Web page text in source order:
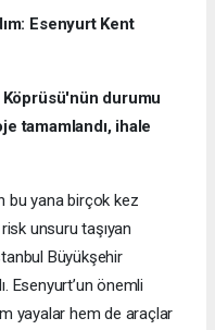
Esenyurt Kent
Köprüsü'nün durumu
tamamlandı, ihale
bu yana birçok kez
unsuru taşıyan
Büyükşehir
Esenyurt’un önemli
yayalar hem de araçlar